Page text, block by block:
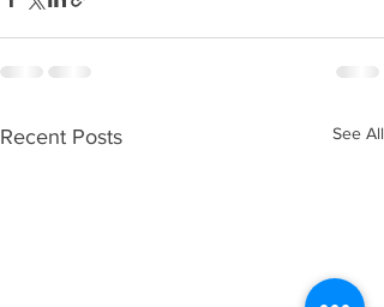
Recent Posts See All